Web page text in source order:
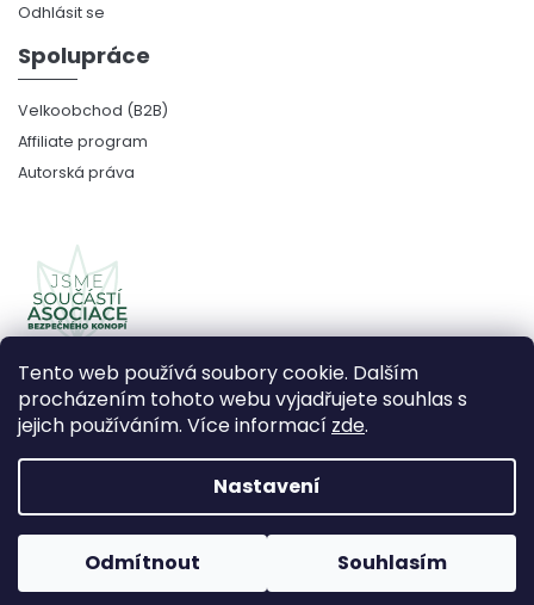
Tento web používá soubory cookie. Dalším
procházením tohoto webu vyjadřujete souhlas s
jejich používáním. Více informací zde.
Nastavení
Odmítnout Souhlasím
Odhlásit se
Spolupráce
Velkoobchod (B2B)
Affiliate program
Autorská práva
Vytvořil Shoptet Premium
Používámeověření věku Adulto Grafický návrh vytvořil a